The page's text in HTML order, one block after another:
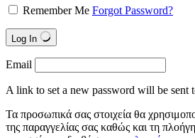
Remember Me Forgot Password?
Log In
Email
A link to set a new password will be sent
Τα προσωπικά σας στοιχεία θα
της παραγγελίας σας καθώς και τη